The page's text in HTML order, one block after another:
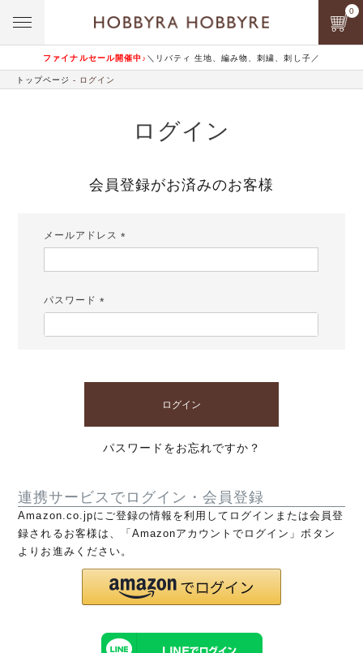
ファイナルセール開催中♪ ＼リバティ 生地、編み物、刺繍、刺し子／
0
トップページ ログイン
ログイン
会員登録がお済みのお客様
メールアドレス
パスワード
ログイン
パスワードをお忘れですか？
連携サービスでログイン・会員登録
Amazon.co.jpにご登録の情報を利用してログインまたは会員登
録されるお客様は、「Amazonアカウントでログイン」ボタン
よりお進みください。